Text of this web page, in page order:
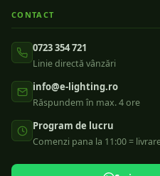
CONTACT
0723 354 721
Linie directă vânzări
info@e-lighting.ro
Răspundem în max. 4 ore
Program de lucru
Comenzi pana la 11:00 =